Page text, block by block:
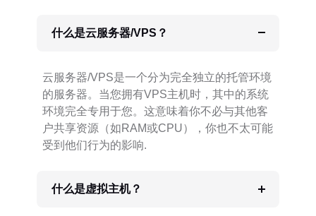
什么是云服务器/VPS？
云服务器/VPS是一个分为完全独立的托管环境
的服务器。当您拥有VPS主机时，其中的系统
环境完全专用于您。这意味着你不必与其他客
户共享资源（如RAM或CPU），你也不太可能
受到他们行为的影响.
什么是虚拟主机？